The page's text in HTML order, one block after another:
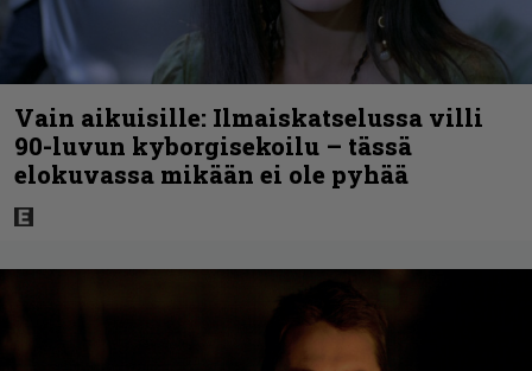
Vain aikuisille: Ilmaiskatselussa villi
90-luvun kyborgisekoilu – tässä
elokuvassa mikään ei ole pyhää